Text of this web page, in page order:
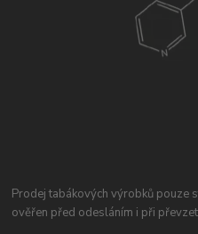
Prodej tabákových výrobků pouze
ověřen před odesláním i při